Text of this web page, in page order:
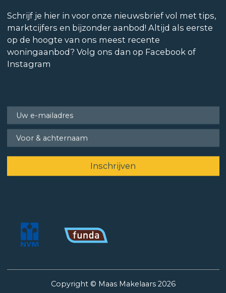
Schrijf je hier in voor onze nieuwsbrief vol met tips,
marktcijfers en bijzonder aanbod! Altijd als eerste
op de hoogte van ons meest recente
woningaanbod? Volg ons dan op Facebook of
Instagram
Copyright © Maas Makelaars 2026